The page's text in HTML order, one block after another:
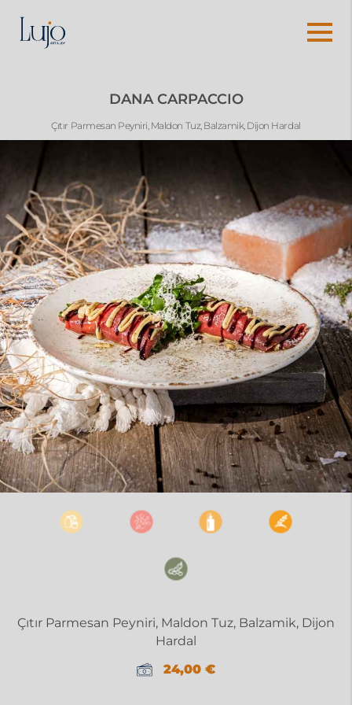
DANA CARPACCIO
Çıtır Parmesan Peyniri, Maldon Tuz, Balzamik, Dijon Hardal
Çıtır Parmesan Peyniri, Maldon Tuz, Balzamik, Dijon
Hardal
24,00 €